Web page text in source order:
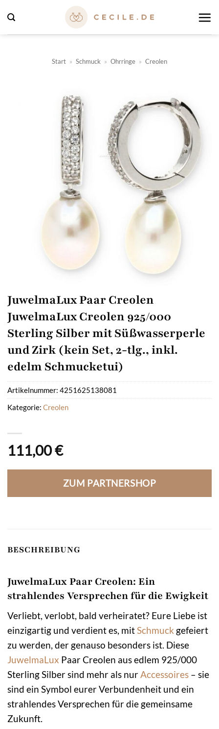
Inhalt
springen
Start » Schmuck » Ohrringe » Creolen
JuwelmaLux Paar Creolen
JuwelmaLux Creolen 925/000
Sterling Silber mit Süßwasserperle
und Zirk (kein Set, 2-tlg., inkl.
edelm Schmucketui)
111,00€
ZUM PARTNERSHOP
Artikelnummer: 4251625138081
Kategorie: Creolen
BESCHREIBUNG
JuwelmaLux Paar Creolen: Ein
strahlendes Versprechen für die Ewigkeit
Verliebt, verlobt, bald verheiratet? Eure Liebe ist
einzigartig und verdient es, mitSchmuck gefeiert
zu werden, der genauso besonders ist. Diese
JuwelmaLux Paar Creolen aus edlem 925/000
Sterling Silber sind mehr als nurAccessoires – sie
sind ein Symbol eurer Verbundenheit und ein
strahlendes Versprechen für die gemeinsame
Zukunft.